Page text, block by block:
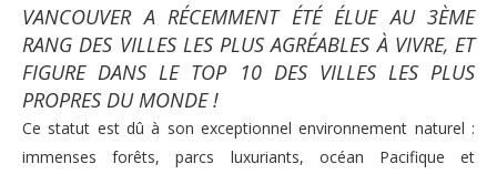
VANCOUVER A RÉCEMMENT ÉTÉ ÉLUE AU 3ÈME
RANG DES VILLES LES PLUS AGRÉABLES À VIVRE, ET
FIGURE DANS LE TOP 10 DES VILLES LES PLUS
PROPRES DU MONDE !
Ce statut est dû à son exceptionnel environnement naturel :
immenses forêts, parcs luxuriants, océan Pacifique et